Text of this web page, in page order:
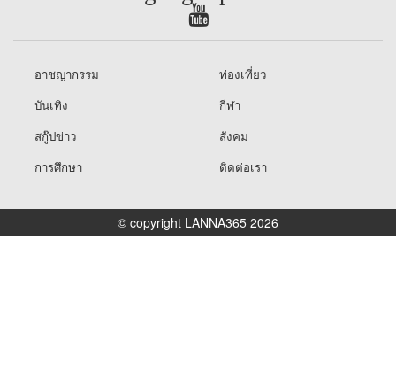
อาชญากรรม
ท่องเที่ยว
บันเทิง
กีฬา
สกู๊ปข่าว
สังคม
การศึกษา
ติดต่อเรา
© copyright LANNA365 2026